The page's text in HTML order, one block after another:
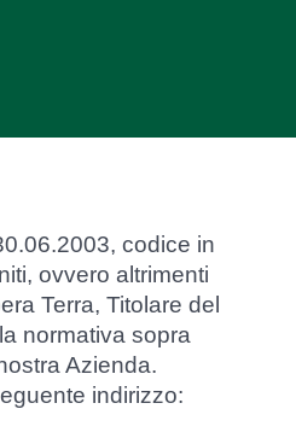
codice in
ovvero altrimenti
Terra, Titolare del
normativa sopra
Azienda.
indirizzo: